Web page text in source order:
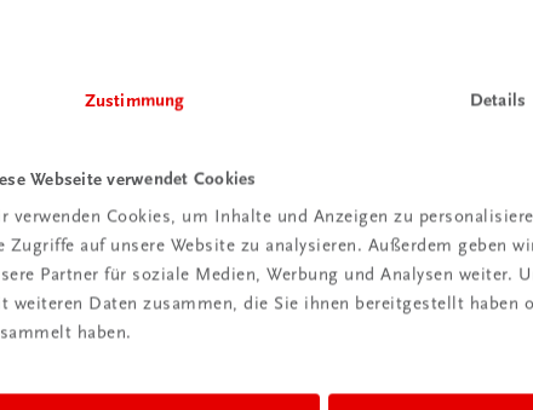
Zustimmung Details
Webseite verwendet Cookies
verwenden Cookies, um Inhalte und Anzeigen zu
Zugriffe auf unsere Website zu analysieren. Außerdem geben
Partner für soziale Medien, Werbung und Analysen weiter.
weiteren Daten zusammen, die Sie ihnen bereitgestellt
haben.
bei TRAUNER!